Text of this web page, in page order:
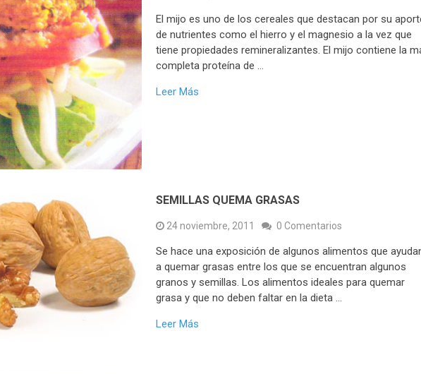
El mijo es uno de los cereales que destacan por su
de nutrientes como el hierro y el magnesio a la vez que
tiene propiedades remineralizantes. El mijo contiene la
completa proteína de …
Leer Más
SEMILLAS QUEMA GRASAS
24 noviembre, 2011 0 Comentarios
Se hace una exposición de algunos alimentos que
a quemar grasas entre los que se encuentran algunos
granos y semillas. Los alimentos ideales para quemar
grasa y que no deben faltar en la dieta …
Leer Más